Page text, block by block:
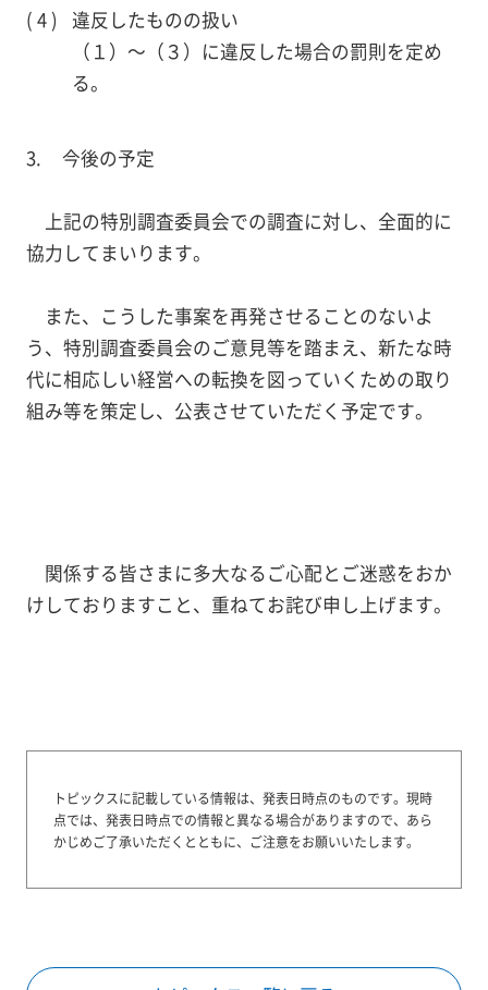
違反したものの扱い
（１）～（３）に違反した場合の罰則を定め
る。
今後の予定
上記の特別調査委員会での調査に対し、全面的に
協力してまいります。
また、こうした事案を再発させることのないよ
う、特別調査委員会のご意見等を踏まえ、新たな時
代に相応しい経営への転換を図っていくための取り
組み等を策定し、公表させていただく予定です。
関係する皆さまに多大なるご心配とご迷惑をおか
けしておりますこと、重ねてお詫び申し上げます。
トピックスに記載している情報は、発表日時点のものです。 現時
点では、発表日時点での情報と異なる場合がありますので、あら
かじめご了承いただくとともに、ご注意をお願いいたします。